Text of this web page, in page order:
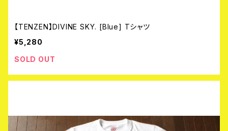
【TENZEN】DIVINE SKY. [Blue] Tシャツ
¥5,280
SOLD OUT